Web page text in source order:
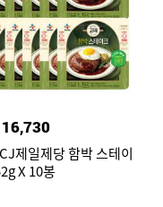
16,730
제일제당 함박 스테이
X 10봉